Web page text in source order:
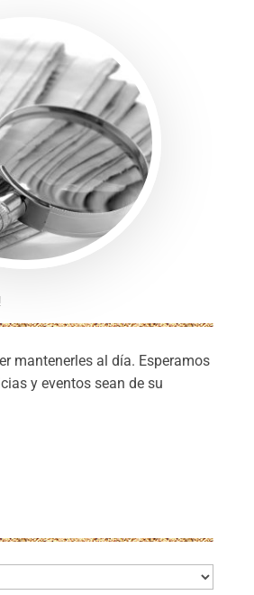
mantenerles al día. Esperamos
y eventos sean de su